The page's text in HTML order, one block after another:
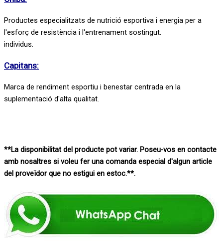
Productes especialitzats de nutrició esportiva i energia per a
l'esforç de resistència i l'entrenament sostingut.
individus.
Capitans:
Marca de rendiment esportiu i benestar centrada en la
suplementació d'alta qualitat.
**La disponibilitat del producte pot variar. Poseu-vos en contacte
amb nosaltres si voleu fer una comanda especial d'algun article
del proveïdor que no estigui en estoc.**.